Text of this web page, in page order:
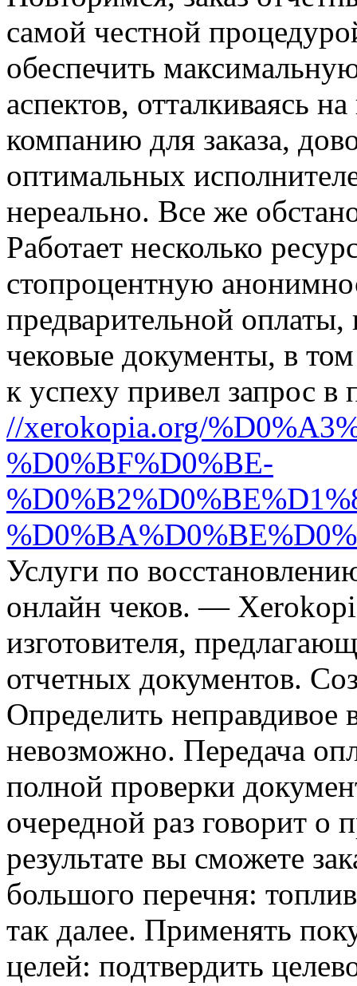
самой честной
обеспечить
аспектов, отталкиваясь
компанию для заказа,
оптимальных
нереально. Все же
Работает несколько
стопроцентную
предварительной оплаты,
чековые документы, в
к успеху привел запрос в
//xerokopia.org/
%D0%BF%D0%BE-
Услуги по
онлайн чеков. —
изготовителя,
отчетных документов.
Определить неправдивое
невозможно. Передача
полной проверки
очередной раз говорит о
результате вы сможете
большого перечня:
так далее. Применять
целей: подтвердить